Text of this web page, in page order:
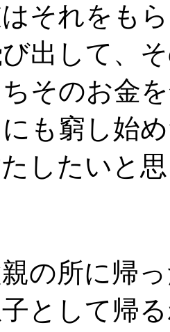
それをも
出して、
そのお金
も窮し始
したいと
の所に帰
として帰